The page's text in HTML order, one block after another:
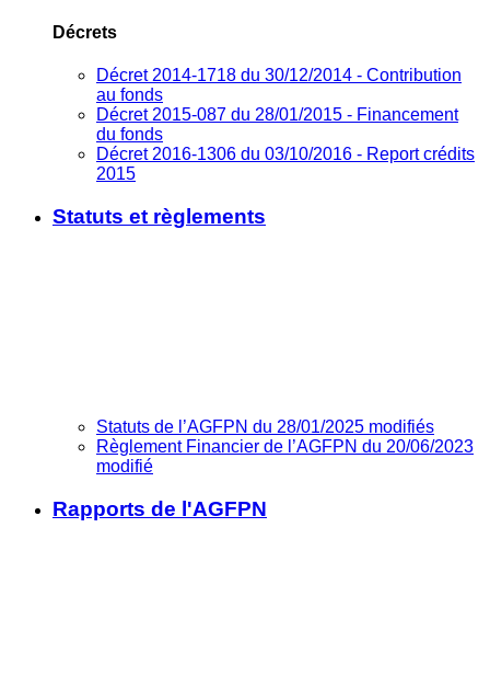
Décrets
Décret 2014-1718 du 30/12/2014 - Contribution
au fonds
Décret 2015-087 du 28/01/2015 - Financement
du fonds
Décret 2016-1306 du 03/10/2016 - Report crédits
2015
Statuts et règlements
Statuts de l’AGFPN du 28/01/2025 modifiés
Règlement Financier de l’AGFPN du 20/06/2023
modifié
Rapports de l'AGFPN